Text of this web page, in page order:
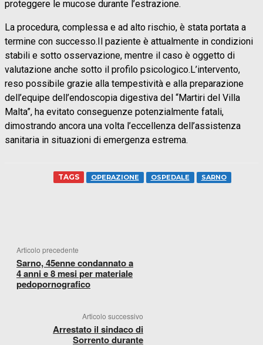
proteggere le mucose durante l’estrazione.
La procedura, complessa e ad alto rischio, è stata portata a
termine con successo.Il paziente è attualmente in condizioni
stabili e sotto osservazione, mentre il caso è oggetto di
valutazione anche sotto il profilo psicologico.L’intervento,
reso possibile grazie alla tempestività e alla preparazione
dell’equipe dell’endoscopia digestiva del “Martiri del Villa
Malta”, ha evitato conseguenze potenzialmente fatali,
dimostrando ancora una volta l’eccellenza dell’assistenza
sanitaria in situazioni di emergenza estrema.
TAGS OPERAZIONE OSPEDALE SARNO
Articolo precedente
Sarno, 45enne condannato a
4 anni e 8 mesi per materiale
pedopornografico
Articolo successivo
Arrestato il sindaco di
Sorrento durante